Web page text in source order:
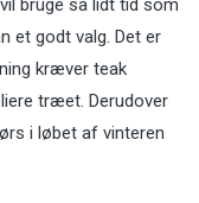
et godt valg. Det er
kræver teak
træet. Derudover
i løbet af vinteren